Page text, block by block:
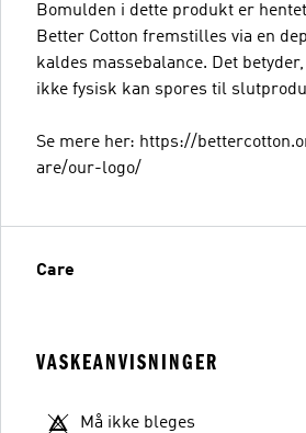
Bomulden i dette produkt er
Better Cotton fremstilles via en
kaldes massebalance. Det
ikke fysisk kan spores til
Se mere her: https://
are/our-logo/
Care
VASKEANVISNINGER
Må ikke bleges